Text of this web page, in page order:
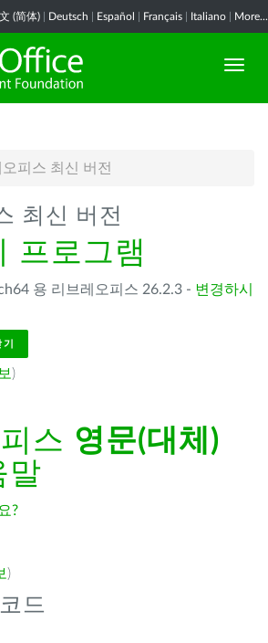
(简体) Deutsch Español Français Italiano More...
피스 최신 버전
최신 버전
프로그램
용 리브레오피스 26.2.3 - 변경하시
)
스 영문(대체)
말
?
)
드